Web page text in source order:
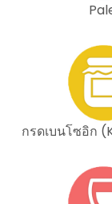
กรดเบนโซอิก